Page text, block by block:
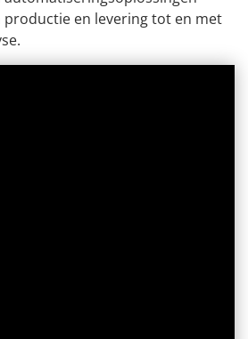
en levering tot en met